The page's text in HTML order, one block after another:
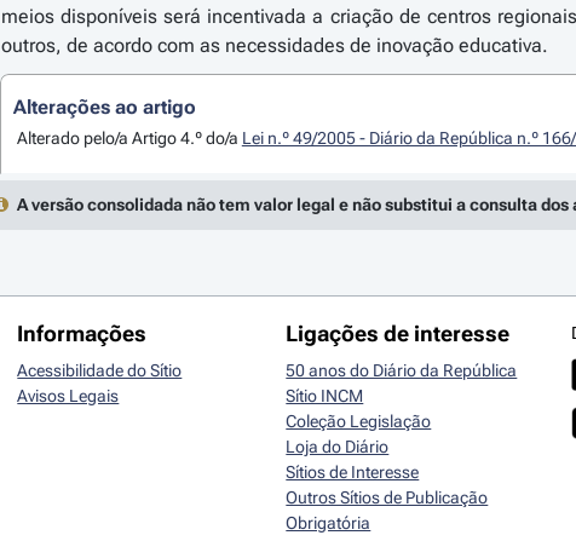
meios disponíveis será incentivada a criação de centros
outros, de acordo com as necessidades de inovação educativa.
Alterações ao artigo
Alterado pelo/a Artigo 4.º do/a Lei n.º 49/2005 - Diário da República n.º
A versão consolidada não tem valor legal e não substitui a consulta
Informações
Acessibilidade do Sítio
Avisos Legais
Ligações de interesse
50 anos do Diário da República
Sítio INCM
Coleção Legislação
Loja do Diário
Sítios de Interesse
Outros Sítios de Publicação
Obrigatória